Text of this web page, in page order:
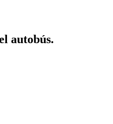
autobús.